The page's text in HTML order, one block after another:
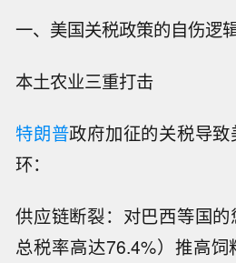
一、美国关税政策的自伤逻
本土农业三重打击
特朗普政府加征的关税导
环：
供应链断裂：对巴西等国
总税率高达76.4%）推高